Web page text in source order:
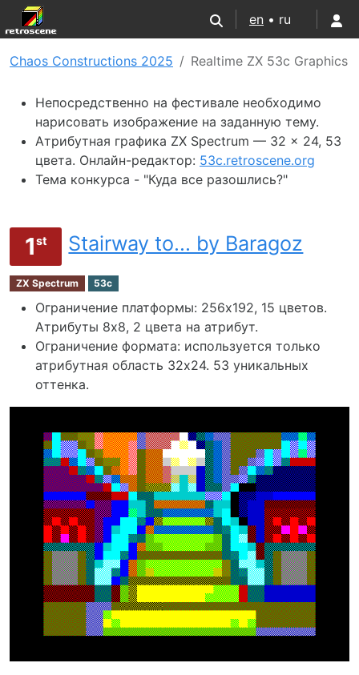
en • ru
Chaos Constructions 2025 Realtime ZX 53с Graphics
Непосредственно на фестивале необходимо
нарисовать изображение на заданную тему.
Атрибутная графика ZX Spectrum — 32 x 24, 53
цвета. Онлайн-редактор: 53c.retroscene.org
Тема конкурса - "Куда все разошлись?"
1st Stairway to... by Baragoz
ZX Spectrum 53c
Ограничение платформы: 256х192, 15 цветов.
Атрибуты 8x8, 2 цвета на атрибут.
Ограничение формата: используется только
атрибутная область 32х24. 53 уникальных
оттенка.